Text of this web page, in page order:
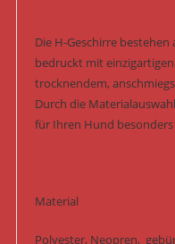
Die H-Geschirre
bedruckt mit
trocknendem,
Durch die
für Ihren Hund
Material
Polyester, Neopren,